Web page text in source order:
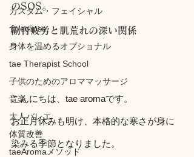
カスタム・フェイシャル
食/eclipse
身体を温めるオプショナル
tae Therapist School
子供のためのアロママッサージ
音楽
大人バレエ
体質改善
taeAromaメソッド
のSOS。
副腎疲労と肌荒れの深い関係
こんにちは、tae aromaです。
お正月休みも明け、本格的な寒さが身に
染みる季節となりました。